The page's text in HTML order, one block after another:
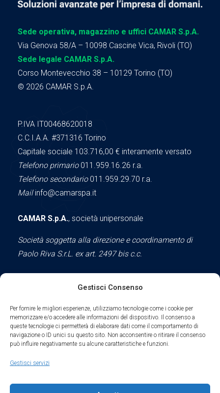
Gestisci Consenso
Per fornire le migliori esperienze, utilizziamo tecnologie come i cookie per
memorizzare e/o accedere alle informazioni del dispositivo. Il consenso a
queste tecnologie ci permetterà di elaborare dati come il comportamento di
navigazione o ID unici su questo sito. Non acconsentire o ritirare il consenso
può influire negativamente su alcune caratteristiche e funzioni.
Gestisci servizi
Sede operativa, magazzino e uffici CAMAR S.p.A.
Via Genova 58/A – 10098 Cascine Vica, Rivoli (TO)
Sede legale CAMAR S.p.A.
Corso Montevecchio 38 – 10129 Torino (TO)
© 2026 CAMAR S.p.A.
P.IVA IT00468620018
C.C.I.A.A. #371316 Torino
Capitale sociale 103.716,00 € interamente versato
Telefono primario011.959.16.26 r.a.
Telefono secondario011.959.29.70 r.a.
Mailinfo@camarspa.it
CAMAR S.p.A., società unipersonale
Società soggetta alla direzione e coordinamento di
Paolo Riva S.r.L. ex art. 2497 bis c.c.